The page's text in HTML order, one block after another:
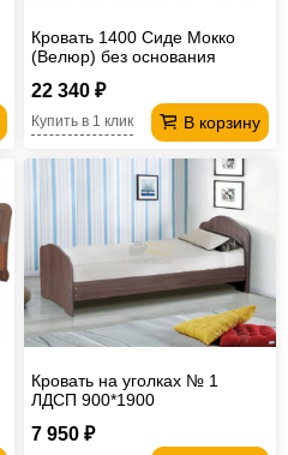
Кровать 1400 Сиде Мокко
(Велюр) без основания
22 340 ₽
В корзину
Купить в 1 клик
Кровать на уголках № 1
ЛДСП 900*1900
7 950 ₽